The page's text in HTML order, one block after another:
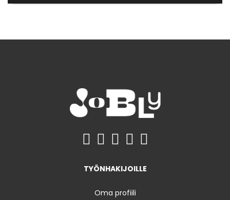
TYÖNHAKIJOILLE
Oma profiili